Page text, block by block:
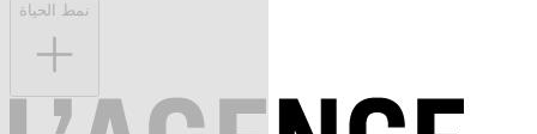
نمط الحياة